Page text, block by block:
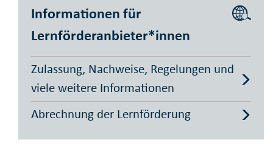
Informationen für
Lernförderanbieter*innen
Zulassung, Nachweise, Regelungen und
viele weitere Informationen
Abrechnung der Lernförderung